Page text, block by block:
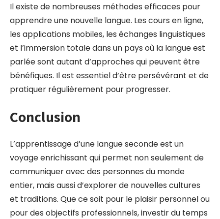
Il existe de nombreuses méthodes efficaces pour
apprendre une nouvelle langue. Les cours en ligne,
les applications mobiles, les échanges linguistiques
et l’immersion totale dans un pays où la langue est
parlée sont autant d’approches qui peuvent être
bénéfiques. Il est essentiel d’être persévérant et de
pratiquer régulièrement pour progresser.
Conclusion
L’apprentissage d’une langue seconde est un
voyage enrichissant qui permet non seulement de
communiquer avec des personnes du monde
entier, mais aussi d’explorer de nouvelles cultures
et traditions. Que ce soit pour le plaisir personnel ou
pour des objectifs professionnels, investir du temps